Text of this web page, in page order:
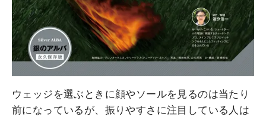
ウェッジを選ぶときに顔やソールを見るのは当たり
前になっているが、振りやすさに注目している人は